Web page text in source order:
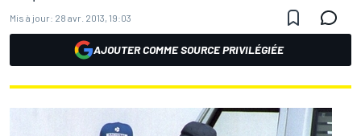
Mis à jour: 28 avr. 2013, 19:03
AJOUTER COMME SOURCE PRIVILÉGIÉE